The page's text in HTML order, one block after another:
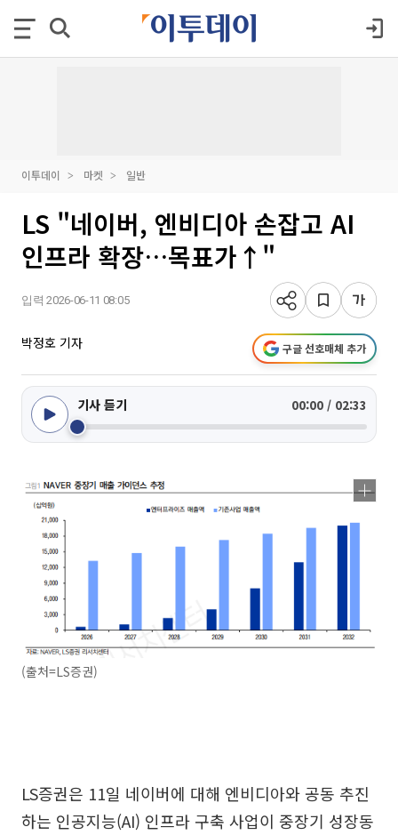
이투데이 마켓 일반
LS "네이버, 엔비디아 손잡고 AI
인프라 확장…목표가↑"
입력 2026-06-11 08:05
박정호 기자 구글 선호매체 추가
기사 듣기 00:00 / 02:33
(출처=LS증권)
LS증권은 11일 네이버에 대해 엔비디아와 공동 추진
하는 인공지능(AI) 인프라 구축 사업이 중장기 성장동